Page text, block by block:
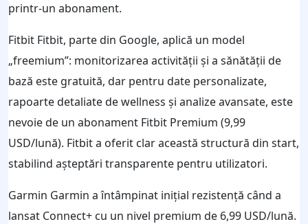
printr-un abonament.
Fitbit Fitbit, parte din Google, aplică un model
„freemium”: monitorizarea activității și a sănătății de
bază este gratuită, dar pentru date personalizate,
rapoarte detaliate de wellness și analize avansate, este
nevoie de un abonament Fitbit Premium (9,99
USD/lună). Fitbit a oferit clar această structură din start,
stabilind așteptări transparente pentru utilizatori.
Garmin Garmin a întâmpinat inițial rezistență când a
lansat Connect+ cu un nivel premium de 6,99 USD/lună.